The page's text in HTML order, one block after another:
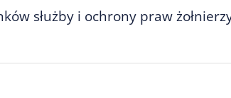
służby i ochrony praw